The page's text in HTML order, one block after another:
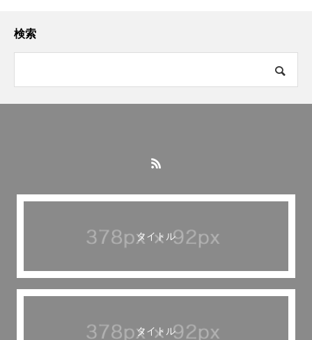
検索
タイトル
タイトル